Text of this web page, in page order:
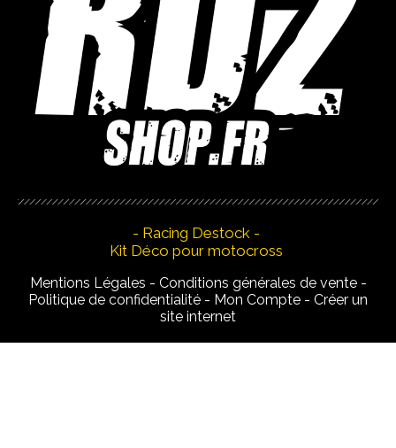
- Racing Destock -
Kit Déco pour motocross
Mentions Légales
Conditions générales de vente
Politique de confidentialité
Mon Compte
Créer un
site internet